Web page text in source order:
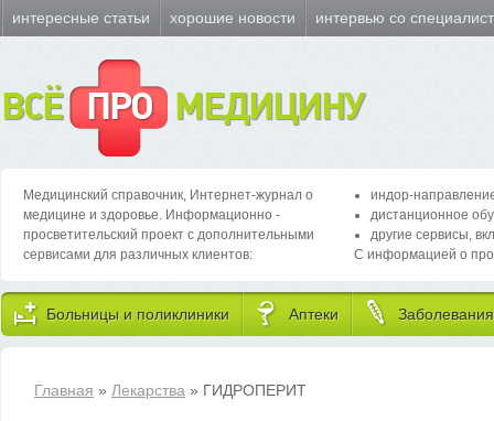
интересные статьи хорошие новости интервью со
ВСЁ ПРО МЕДИЦИНУ
Медицинский справочник, Интернет-журнал о
медицине и здоровье. Информационно -
просветительский проект с дополнительными
сервисами для различных клиентов:
индор-
дистанционное
другие сервисы,
С информацией о
Больницы и поликлиники Аптеки Заболевания
Главная » Лекарства » ГИДРОПЕРИТ